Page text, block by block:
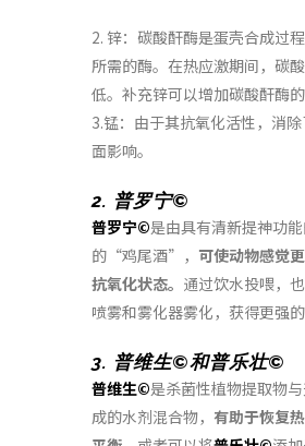
2. 锌：碳酸酐酶是蛋壳合成过
所需的酶。在热应激期间，碳
低。补充锌可以增加碳酸酐酶的
3.锰：由于其抗氧化活性，消
面影响。
2. 普罗宁©
普罗宁©是由具有清新提神功
的“鸡尾酒”， 可使动物感觉
抗氧化状态。 通过饮水投喂，
喷雾和雾化器雾化，获得更强的
3. 普维生©和普乐壮©
普维生©是杀菌性植物提取物
成的水剂混合物， 有助于恢复